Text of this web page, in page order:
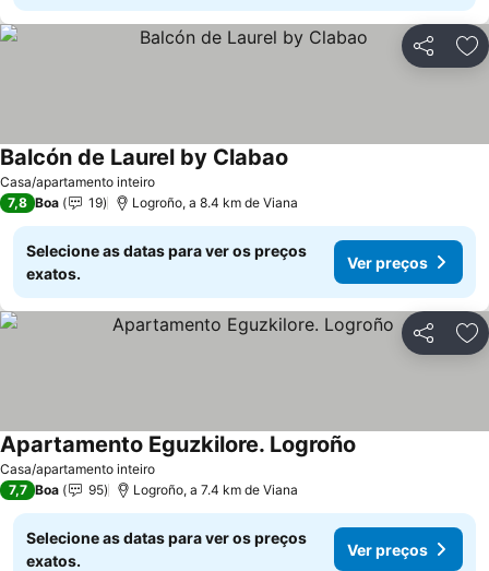
Partilhar
Casa/apartamento inteiro
Balcón de Laurel by Clabao
7,8 Boa 19 Logroño, a 8.4 km de Viana
Selecione as datas para ver os preços
exatos.
Ver preços
Partilhar
Casa/apartamento inteiro
Apartamento Eguzkilore. Logroño
7,7 Boa 95 Logroño, a 7.4 km de Viana
Selecione as datas para ver os preços
exatos.
Ver preços